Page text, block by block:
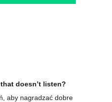
doesn’t listen?
aby nagradzać dobre